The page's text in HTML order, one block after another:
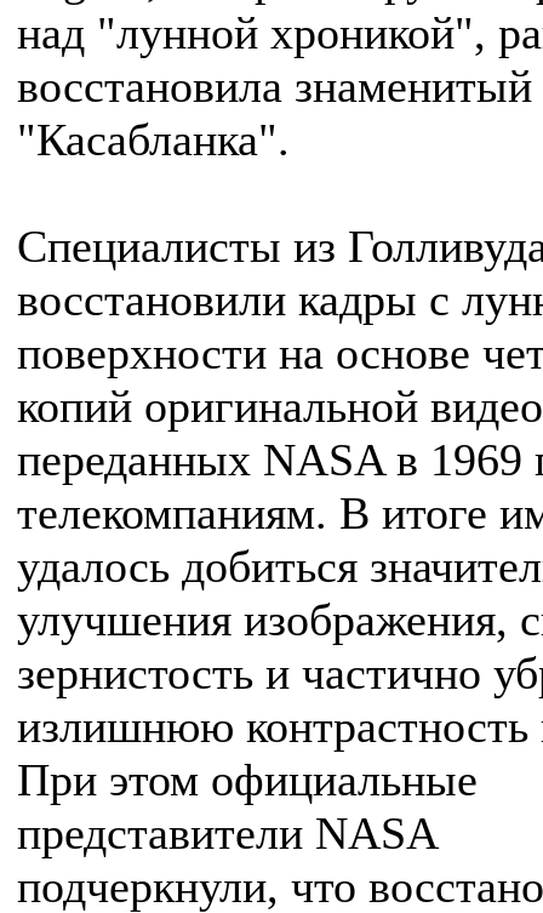
над "лунной хроникой",
восстановила
"Касабланка".
Специалисты из
восстановили кадры с
поверхности на основе
копий оригинальной
переданных NASA в 1969
телекомпаниям. В итоге
удалось добиться
улучшения изображения,
зернистость и частично
излишнюю контрастность
При этом официальные
представители NASA
подчеркнули, что